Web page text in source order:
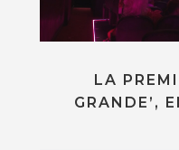
LA
GRANDE’,